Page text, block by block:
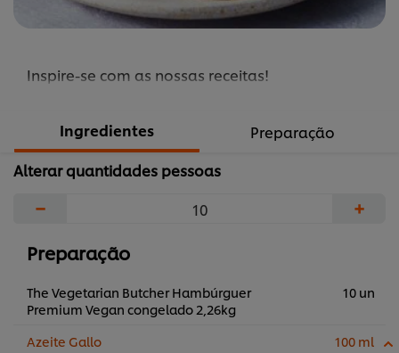
Inspire-se com as nossas receitas!
Ingredientes
Preparação
Alterar quantidades pessoas
− +
Preparação
The Vegetarian Butcher Hambúrguer
Premium Vegan congelado 2,26kg
10 un
Azeite Gallo 100 ml